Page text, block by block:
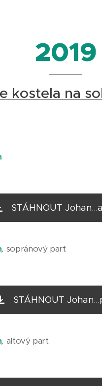
2019
kostela na
STÁHNOUT
, sopránový part
STÁHNOUT
, altový part